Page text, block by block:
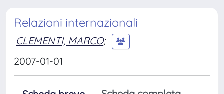
Relazioni internazionali
CLEMENTI, MARCO;
2007-01-01